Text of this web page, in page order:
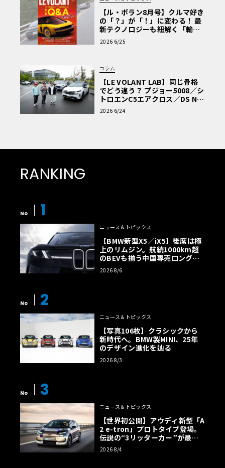
【ル・ボラン8月号】クルマ好き
の「？」が「！」に変わる！ 最
新テクノロジーも紐解く「輸入
車Q&A」
2026 6/25
コラム
【LE VOLANT LAB】同じ骨格
でどう違う？ プジョー5008／シ
トロエンC5エアクロス／DS Nº4
読者一気乗りレポート
2026 6/24
RANKING
No 1
ニュース＆トピックス
【BMW新型X5／iX5】後席は極
上のリムジン。航続1000km超
のBEVも揃う中国専売ロング仕
様の全貌
2026 8/6
No 2
ニュース＆トピックス
【写真106枚】クラシックから
新時代へ。BMW製MINI、25年
のデザイン進化を辿る
2026 8/3
No 3
ニュース＆トピックス
【世界初公開】アウディ新型「A
2 e-tron」プロトタイプ登場。
伝説の“3リッターカー”が最高
効率エントリーBEVとして復活
【画像38枚】
2026 8/4